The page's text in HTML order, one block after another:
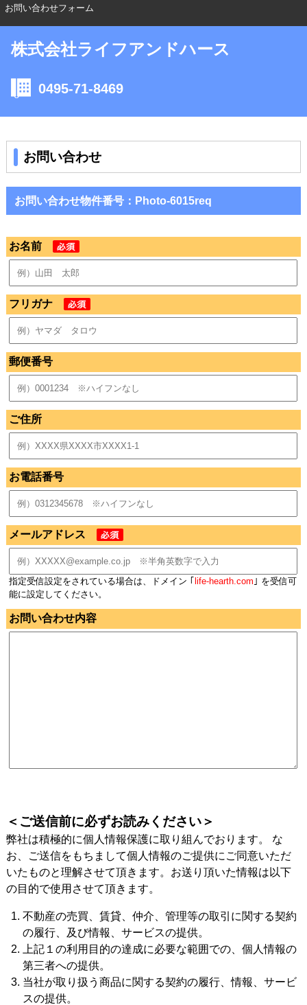
お問い合わせフォーム
株式会社ライフアンドハース
0495-71-8469
お問い合わせ
お問い合わせ物件番号：Photo-6015req
お名前
フリガナ
郵便番号
ご住所
お電話番号
メールアドレス
指定受信設定をされている場合は、ドメイン ｢life-hearth.com ｣ を受信可
能に設定してください。
お問い合わせ内容
＜ご送信前に必ずお読みください＞
弊社は積極的に個人情報保護に取り組んでおります。 な
お、ご送信をもちまして個人情報のご提供にご同意いただ
いたものと理解させて頂きます。お送り頂いた情報は以下
の目的で使用させて頂きます。
不動産の売買、賃貸、仲介、管理等の取引に関する契約
の履行、及び情報、サービスの提供。
上記１の利用目的の達成に必要な範囲での、個人情報の
第三者への提供。
当社が取り扱う商品に関する契約の履行、情報、サービ
スの提供。